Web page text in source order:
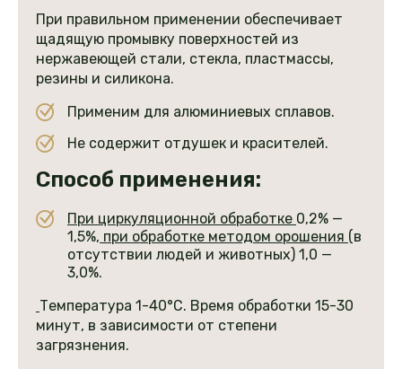
При правильном применении обеспечивает
щадящую промывку поверхностей из
нержавеющей стали, стекла, пластмассы,
резины и силикона.
Применим для алюминиевых сплавов.
Не содержит отдушек и красителей.
Способ применения:
При циркуляционной обработке 0,2% —
1,5%, при обработке методом орошения (в
отсутствии людей и животных) 1,0 —
3,0%.
Температура 1-40°С. Время обработки 15-30
минут, в зависимости от степени
загрязнения.